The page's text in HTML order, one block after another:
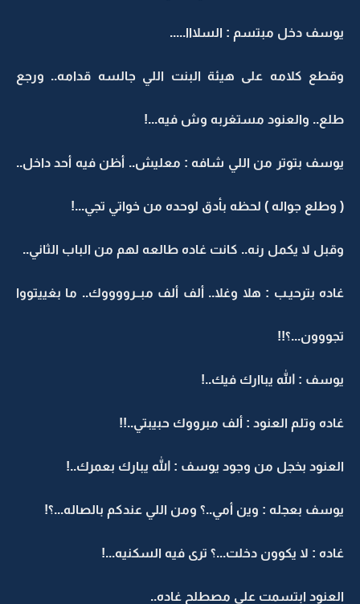
يوسف دخل مبتسم : السلااا.....
وقطع كلامه على هيئة البنت اللي جالسه قدامه.. ورجع
طلع.. والعنود مستغربه وش فيه...!
يوسف بتوتر من اللي شافه : معليش.. أظن فيه أحد داخل..
( وطلع جواله ) لحظه بأدق لوحده من خواتي تجي...!
وقبل لا يكمل رنه.. كانت غاده طالعه لهم من الباب الثاني..
غاده بترحيـب : هلا وغلا.. ألف ألف مبــرووووك.. ما بغييتووا
تجووون...؟!!
يوسف : الله يباارك فيك..!
غاده وتلم العنود : ألف مبرووك حبيبتي..!!
العنود بخجل من وجود يوسف : الله يبارك بعمرك..!
يوسف بعجله : وين أمي..؟ ومن اللي عندكم بالصاله...؟!
غاده : لا يكوون دخلت...؟ ترى فيه السكنيه...!
العنود ابتسمت على مصطلح غاده..